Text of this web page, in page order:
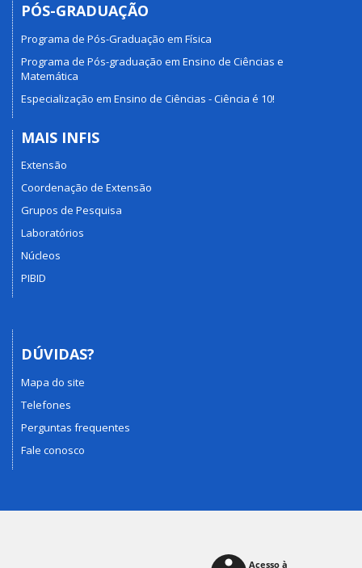
PÓS-GRADUAÇÃO
Programa de Pós-Graduação em Física
Programa de Pós-graduação em Ensino de Ciências e
Matemática
Especialização em Ensino de Ciências - Ciência é 10!
MAIS INFIS
Extensão
Coordenação de Extensão
Grupos de Pesquisa
Laboratórios
Núcleos
PIBID
DÚVIDAS?
Mapa do site
Telefones
Perguntas frequentes
Fale conosco